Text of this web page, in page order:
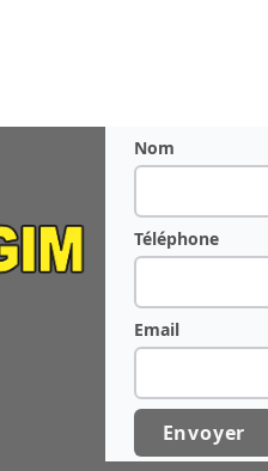
Nom
Téléphone
Email
Envoyer